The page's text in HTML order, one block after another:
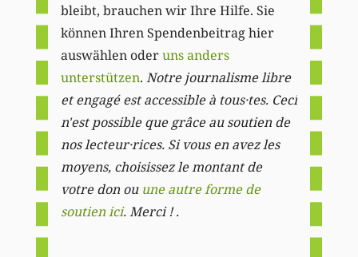
bleibt, brauchen wir Ihre Hilfe. Sie
können Ihren Spendenbeitrag hier
auswählen oderuns anders
unterstützen. Notre journalisme libre
et engagé est accessible à tous·tes. Ceci
n'est possible que grâce au soutien de
nos lecteur·rices. Si vous en avez les
moyens, choisissez le montant de
votre don ou une autre forme de
soutien ici. Merci ! .